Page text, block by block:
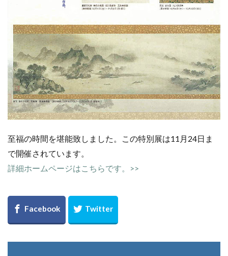
至福の時間を堪能致しました。この特別展は11月24日ま
で開催されています。
詳細ホームページはこちらです。>>